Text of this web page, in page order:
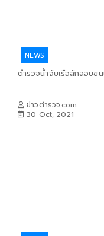
NEWS
ตำรวจน้ำจับเรือลักลอบข
ข่าวตำรวจ.com
30 Oct, 2021